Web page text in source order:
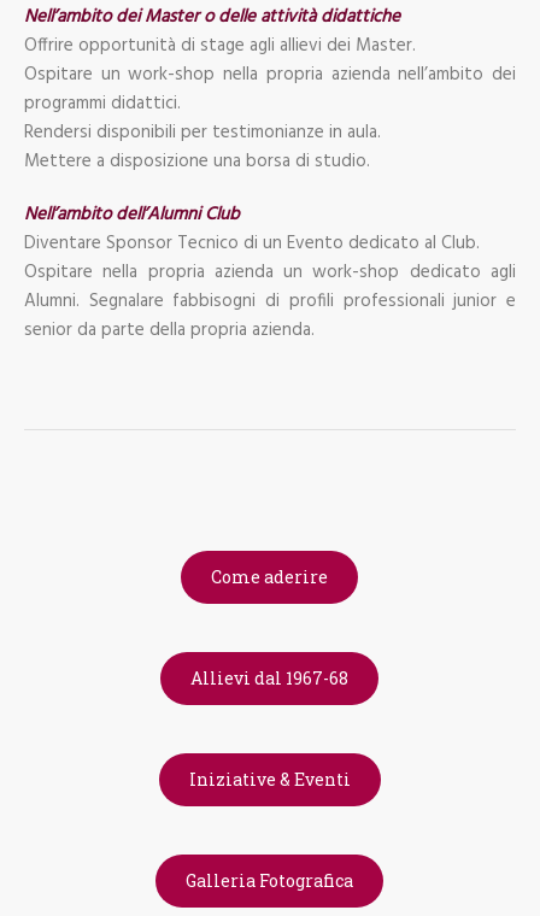
Nell’ambito dei Master o delle attività didattiche
Offrire opportunità di stage agli allievi dei Master.
Ospitare un work-shop nella propria azienda nell’ambito dei
programmi didattici.
Rendersi disponibili per testimonianze in aula.
Mettere a disposizione una borsa di studio.
Nell’ambito dell’Alumni Club
Diventare Sponsor Tecnico di un Evento dedicato al Club.
Ospitare nella propria azienda un work-shop dedicato agli
Alumni. Segnalare fabbisogni di profili professionali junior e
senior da parte della propria azienda.
Come aderire
Allievi dal 1967-68
Iniziative & Eventi
Galleria Fotografica